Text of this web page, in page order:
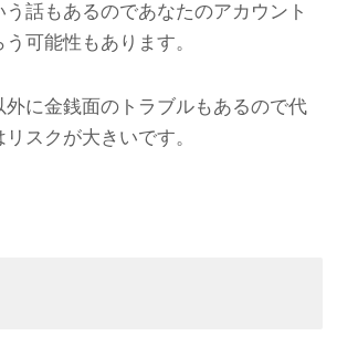
話もあるのであなたのアカウント
可能性もあります。
外に金銭面のトラブルもあるので代
スクが大きいです。